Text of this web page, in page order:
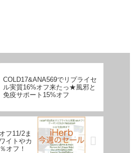
COLD17&ANA569でリプライセ
ル実質16%オフ来たっ★風邪と
免疫サポート15%オフ
フ11/2ま
イトやカ
オフ！